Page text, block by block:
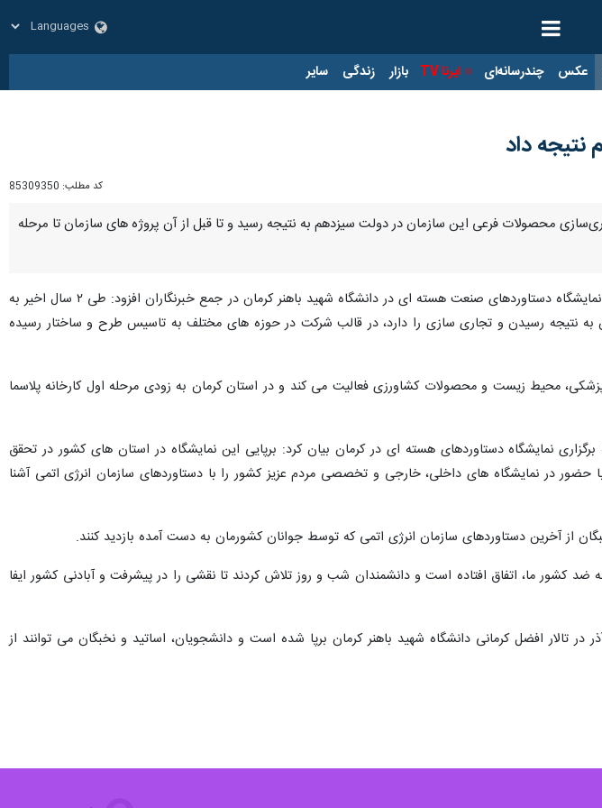
عکس چندرسانه‌ای ایرنا TV بازار زندگی سایر
داد
کد مطلب: 85309350
محصولات فرعی این سازمان در دولت سیزدهم به نتیجه رسید و تا قبل از آن پروژه های سازمان تا مرحله
، شهرام ملازاده روز شنبه در حاشیه مراسم افتتاح پنجاه و پنجمین نمایشگاه دستاوردهای صنعت هسته ای در دانشگاه شهید باهنر کرمان در جمع خبرنگاران افزود: طی ۲ سال اخیر به
به نتیجه رسیدن و تجاری سازی را دارد، در قالب شرکت در حوزه های مختلف به تاسیس طرح و ساختار رسیده
محیط زیست و محصولات کشاورزی فعالیت می کند و در استان کرمان به زودی مرحله اول کارخانه پلاسما
نمایشگاه دستاوردهای هسته ای در کرمان بیان کرد: برپایی این نمایشگاه در استان های کشور در تحقق
حضور در نمایشگاه های داخلی، خارجی و تخصصی مردم عزیز کشور را با دستاوردهای سازمان انرژی اتمی آشنا
از آخرین دستاوردهای سازمان انرژی اتمی که توسط جوانان کشورمان به دست آمده بازدید کنند.
ضد کشور ما، اتفاق افتاده است و دانشمندان شب و روز تلاش کردند تا نقشی را در پیشرفت و آبادنی کشور ایفا
و پنجمین نمایشگاه دستاوردهای صنعت هسته ای تا ۱۵ آذر در تالار افضل کرمانی دانشگاه شهید باهنر کرمان برپا شده است و دانشجویان، اساتید و نخبگان می توانند از